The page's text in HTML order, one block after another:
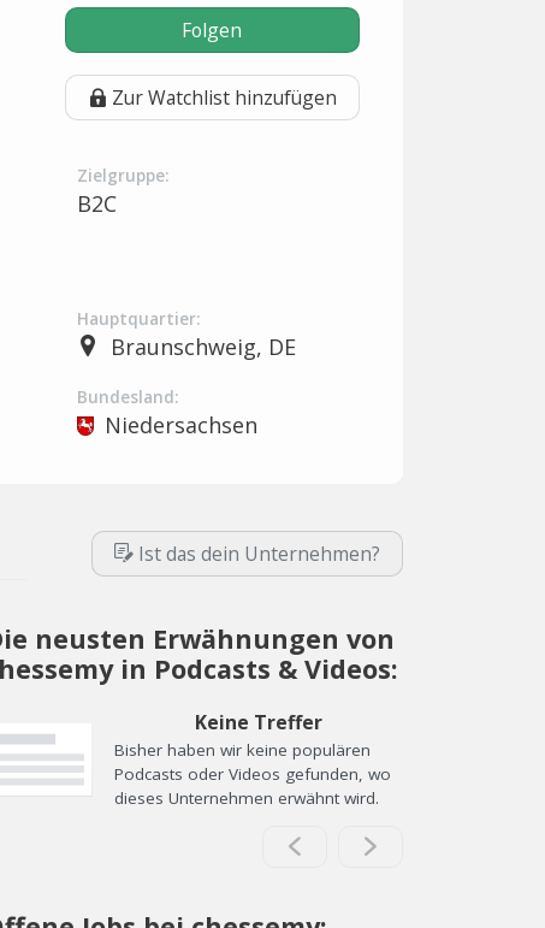
Folgen
Zur Watchlist hinzufügen
Zielgruppe:
B2C
Hauptquartier:
Braunschweig, DE
Bundesland:
Niedersachsen
Ist das dein Unternehmen?
neusten Erwähnungen von
in Podcasts & Videos:
Keine Treffer
Bisher haben wir keine populären
Podcasts oder Videos gefunden, wo
dieses Unternehmen erwähnt wird.